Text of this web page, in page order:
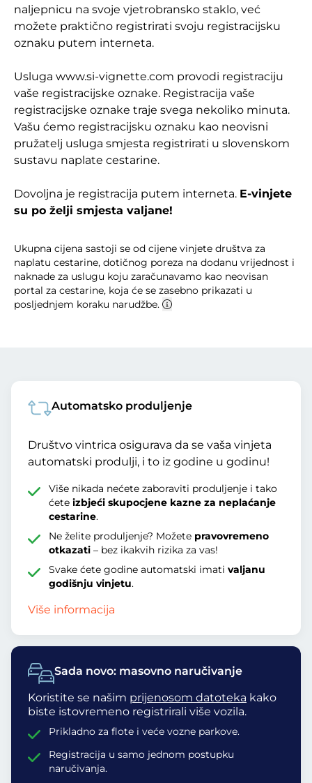
naljepnicu na svoje vjetrobransko staklo, već
možete praktično registrirati svoju registracijsku
oznaku putem interneta.
Usluga www.si-vignette.com provodi registraciju
vaše registracijske oznake. Registracija vaše
registracijske oznake traje svega nekoliko minuta.
Vašu ćemo registracijsku oznaku kao neovisni
pružatelj usluga smjesta registrirati u slovenskom
sustavu naplate cestarine.
Dovoljna je registracija putem interneta. E-vinjete
su po želji smjesta valjane!
Ukupna cijena sastoji se od cijene vinjete društva za
naplatu cestarine, dotičnog poreza na dodanu vrijednost i
naknade za uslugu koju zaračunavamo kao neovisan
portal za cestarine, koja će se zasebno prikazati u
posljednjem koraku narudžbe.
Sada novo: masovno naručivanje
Koristite se našim prijenosom datoteka kako
biste istovremeno registrirali više vozila.
Prikladno za flote i veće vozne parkove.
Registracija u samo jednom postupku
naručivanja.
Automatsko produljenje
Društvo vintrica osigurava da se vaša vinjeta
automatski produlji, i to iz godine u godinu!
Više nikada nećete zaboraviti produljenje i tako
ćeteizbjeći skupocjene kazne za neplaćanje
cestarine.
Ne želite produljenje? Možete pravovremeno
otkazati – bez ikakvih rizika za vas!
Svake ćete godine automatski imativaljanu
godišnju vinjetu.
Više informacija